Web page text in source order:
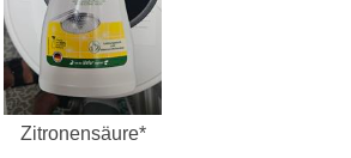
Zitronensäure*